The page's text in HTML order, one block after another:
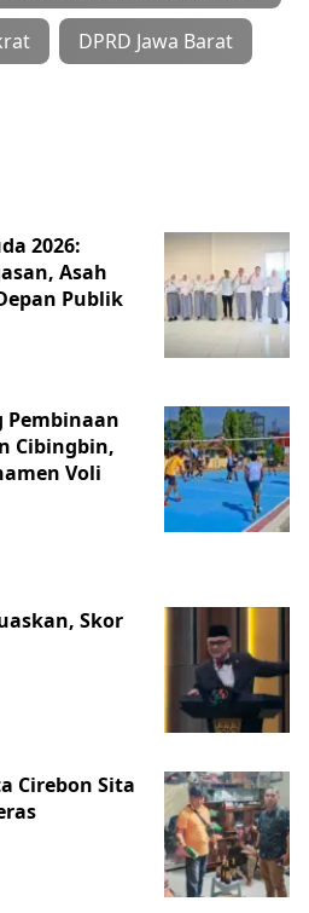
DPRD Jawa Barat
2026:
Asah
Publik
Pembinaan
Cibingbin,
Voli
Skor
Cirebon Sita